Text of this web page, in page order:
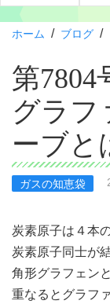
ホーム / ブログ /
第
グラフ
ーブと
ガスの知恵袋
炭素原子は４本
炭素原子同士が
角形グラフェン
重なるとグラフ